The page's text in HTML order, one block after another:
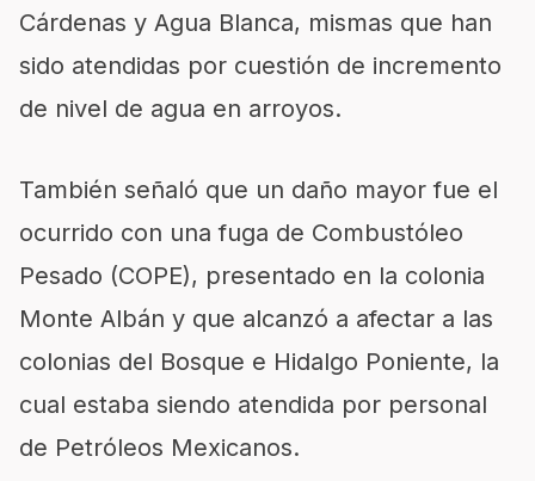
Cárdenas y Agua Blanca, mismas que han
sido atendidas por cuestión de incremento
de nivel de agua en arroyos.
También señaló que un daño mayor fue el
ocurrido con una fuga de Combustóleo
Pesado (COPE), presentado en la colonia
Monte Albán y que alcanzó a afectar a las
colonias del Bosque e Hidalgo Poniente, la
cual estaba siendo atendida por personal
de Petróleos Mexicanos.